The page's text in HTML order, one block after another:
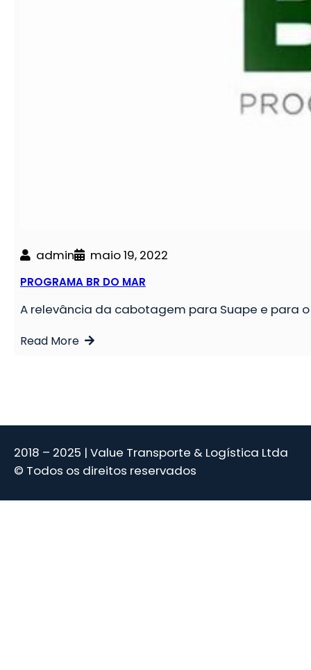
admin maio 19, 2022
PROGRAMA BR DO MAR
A relevância da cabotagem para Suape e para o
Read More
2018 – 2025 | Value Transporte & Logística Ltda
© Todos os direitos reservados